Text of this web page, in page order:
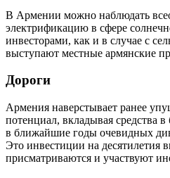
В Армении можно наблюдать
электрификацию в сфере
инвесторами, как и в случае с
выступают местные армянские
Дороги
Армения наверстывает ранее
потенциал, вкладывая средства
в ближайшие годы очевидных
Это инвестиции на десятилетия
присматриваются и участвуют